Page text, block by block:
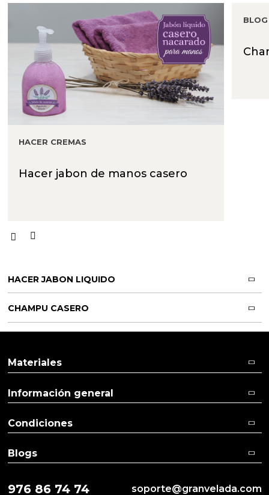
HACER CREMAS
Hacer jabon de manos casero
HACER JABON LIQUIDO
CHAMPU CASERO
976 86 74 74 soporte@granvelada.com
Materiales
Información general
Condiciones
Blogs